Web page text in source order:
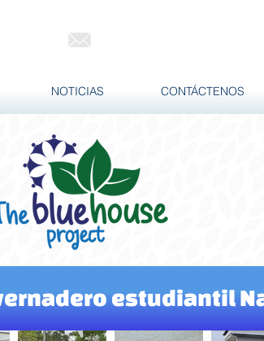
NOTICIAS CONTÁCTENOS
estudiantil